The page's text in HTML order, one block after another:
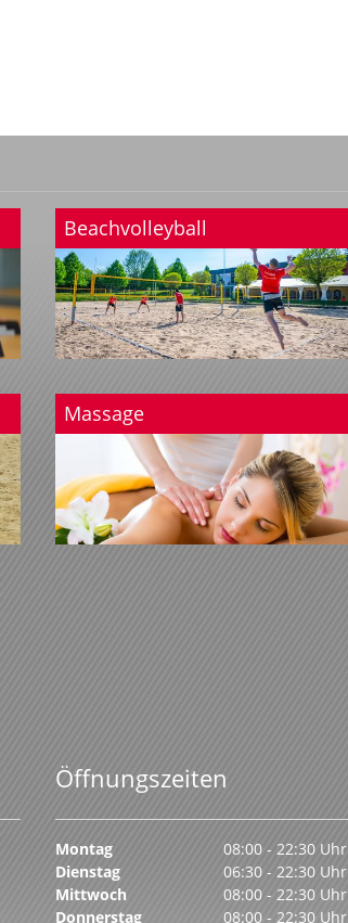
Beachvolleyball
Massage
Öffnungszeiten
Montag
08:00 - 22:30 Uhr
Dienstag
06:30 - 22:30 Uhr
Mittwoch
08:00 - 22:30 Uhr
Donnerstag
08:00 - 22:30 Uhr